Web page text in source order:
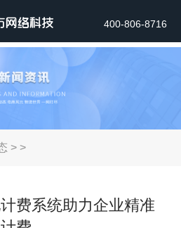
400-806-8716
> >
费系统助力企业精准